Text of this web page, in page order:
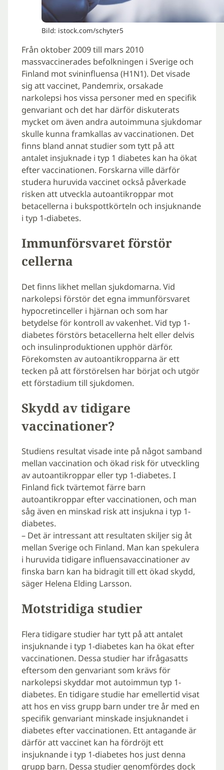
Bild: istock.com/schyter5
Från oktober 2009 till mars 2010
massvaccinerades befolkningen i Sverige och
Finland mot svininfluensa (H1N1). Det visade
sig att vaccinet, Pandemrix, orsakade
narkolepsi hos vissa personer med en specifik
genvariant och det har därför diskuterats
mycket om även andra autoimmuna sjukdomar
skulle kunna framkallas av vaccinationen. Det
finns bland annat studier som tytt på att
antalet insjuknade i typ 1 diabetes kan ha ökat
efter vaccinationen. Forskarna ville därför
studera huruvida vaccinet också påverkade
risken att utveckla autoantikroppar mot
betacellerna i bukspottkörteln och insjuknande
i typ 1-diabetes.
Immunförsvaret förstör
cellerna
Det finns likhet mellan sjukdomarna. Vid
narkolepsi förstör det egna immunförsvaret
hypocretinceller i hjärnan och som har
betydelse för kontroll av vakenhet. Vid typ 1-
diabetes förstörs betacellerna helt eller delvis
och insulinproduktionen upphör därför.
Förekomsten av autoantikropparna är ett
tecken på att förstörelsen har börjat och utgör
ett förstadium till sjukdomen.
Skydd av tidigare
vaccinationer?
Studiens resultat visade inte på något samband
mellan vaccination och ökad risk för utveckling
av autoantikroppar eller typ 1-diabetes. I
Finland fick tvärtemot färre barn
autoantikroppar efter vaccinationen, och man
såg även en minskad risk att insjukna i typ 1-
diabetes.
– Det är intressant att resultaten skiljer sig åt
mellan Sverige och Finland. Man kan spekulera
i huruvida tidigare influensavaccinationer av
finska barn kan ha bidragit till ett ökad skydd,
säger Helena Elding Larsson.
Motstridiga studier
Flera tidigare studier har tytt på att antalet
insjuknande i typ 1-diabetes kan ha ökat efter
vaccinationen. Dessa studier har ifrågasatts
eftersom den genvariant som krävs för
narkolepsi skyddar mot autoimmun typ 1-
diabetes. En tidigare studie har emellertid visat
att hos en viss grupp barn under tre år med en
specifik genvariant minskade insjuknandet i
diabetes efter vaccinationen. Ett antagande är
därför att vaccinet kan ha fördröjt ett
insjuknande i typ 1-diabetes hos just denna
grupp barn. Dessa studier genomfördes dock